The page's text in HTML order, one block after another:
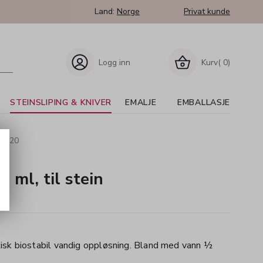
Land: Norge Privat kunde
Kurv( 0)
Logg inn
STEINSLIPING & KNIVER EMALJE EMBALLASJE
1-20
ml, til stein
biostabil vandig oppløsning. Bland med vann ½